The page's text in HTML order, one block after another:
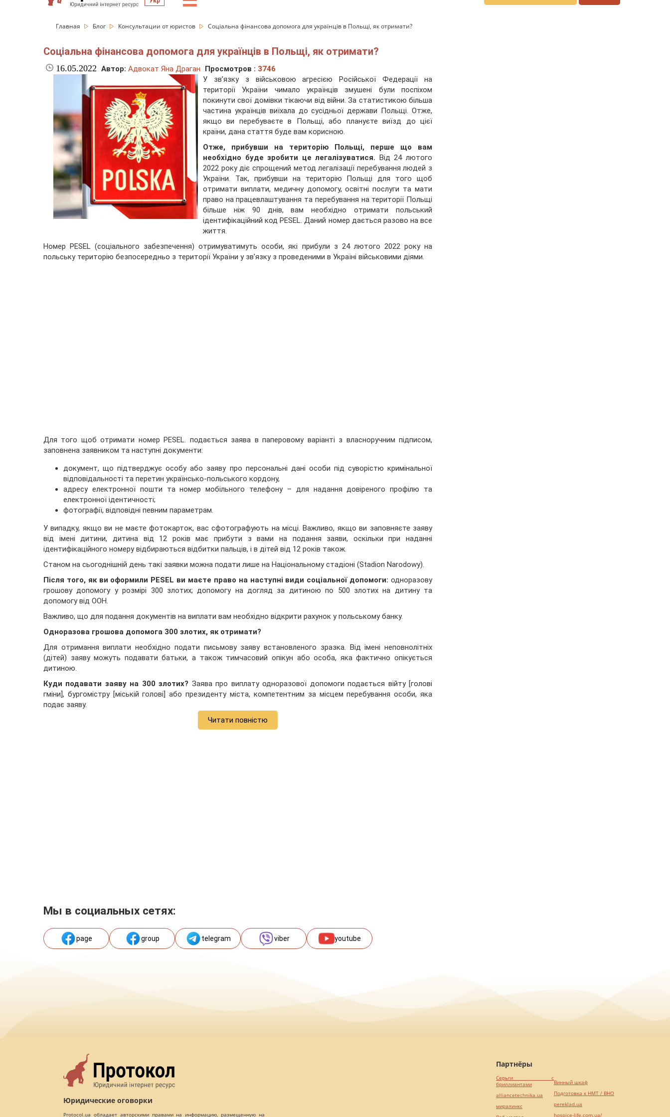
Главная Блог Консультации от юристов Соціальна фінансова допомога для українців в Польщі, як отримати?
Соціальна фінансова допомога для українців в Польщі, як отримати?
16.05.2022 Автор: Адвокат Яна Драган Просмотров : 3746
У зв’язку з військовою агресією Російської Федерації на
території України чимало українців змушені були поспіхом
покинути свої домівки тікаючи від війни. За статистикою більша
частина українців виїхала до сусідньої держави Польщі. Отже,
якщо ви перебуваєте в Польщі, або плануєте виїзд до цієї
країни, дана стаття буде вам корисною.
Отже, прибувши на територію Польщі, перше що вам
необхідно буде зробити це легалізуватися. Від 24 лютого
2022 року діє спрощений метод легалізації перебування людей з
України. Так, прибувши на територію Польщі для того щоб
отримати виплати, медичну допомогу, освітні послуги та мати
право на працевлаштування та перебування на території Польщі
більше ніж 90 днів, вам необхідно отримати польський
ідентифікаційний код PESEL. Даний номер дається разово на все
життя.
Номер PESEL (соціального забезпечення) отримуватимуть особи, які прибули з 24 лютого 2022 року на
польську територію безпосередньо з території України у зв'язку з проведеними в Україні військовими діями.
Для того щоб отримати номер PESEL. подається заява в паперовому варіанті з власноручним підписом,
заповнена заявником та наступні документи:
документ, що підтверджує особу або заяву про персональні дані особи під суворістю кримінальної
відповідальності та перетин українсько-польського кордону,
адресу електронної пошти та номер мобільного телефону – для надання довіреного профілю та
електронної ідентичності;
фотографії, відповідні певним параметрам.
У випадку, якщо ви не маєте фотокарток, вас сфотографують на місці. Важливо, якщо ви заповняєте заяву
від імені дитини, дитина від 12 років має прибути з вами на подання заяви, оскільки при наданні
ідентифікаційного номеру відбираються відбитки пальців, і в дітей від 12 років також.
Станом на сьогоднішній день такі заявки можна подати лише на Національному стадіоні (Stadion Narodowy).
Після того, як ви оформили PESEL ви маєте право на наступні види соціальної допомоги: одноразову
грошову допомогу у розмірі 300 злотих; допомогу на догляд за дитиною по 500 злотих на дитину та
допомогу від ООН.
Важливо, що для подання документів на виплати вам необхідно відкрити рахунок у польському банку.
Одноразова грошова допомога 300 злотих, як отримати?
Для отримання виплати необхідно подати письмову заяву встановленого зразка. Від імені неповнолітніх
(дітей) заяву можуть подавати батьки, а також тимчасовий опікун або особа, яка фактично опікується
дитиною.
Куди подавати заяву на 300 злотих? Заява про виплату одноразової допомоги подається війту [голові
гміни], бургомістру [міській голові] або президенту міста, компетентним за місцем перебування особи, яка
подає заяву.
Читати повністю
Мы в социальных сетях:
page group telegram viber youtube
Юридические оговорки
Protocol.ua обладает авторскими правами на информацию, размещенную на
Партнёры
Серьги с
бриллиантами
alliancetechnika.ua
миралинкс
Винный шкаф
Подготовка к НМТ / ВНО
pereklad.ua
hospice-life.com.ua/